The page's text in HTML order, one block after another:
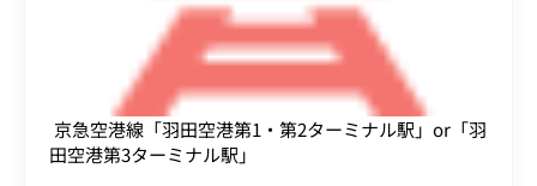
京急空港線「羽田空港第1・第2ターミナル駅」or「羽
田空港第3ターミナル駅」